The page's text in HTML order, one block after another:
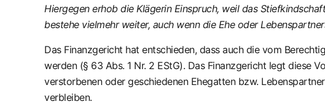
Hiergegen erhob die Klägerin Einspruch, weil das
bestehe vielmehr weiter, auch wenn die Ehe oder
Das Finanzgericht hat entschieden, dass auch die vom
werden (§ 63 Abs. 1 Nr. 2 EStG). Das Finanzgericht legt diese
verstorbenen oder geschiedenen Ehegatten bzw.
verbleiben.